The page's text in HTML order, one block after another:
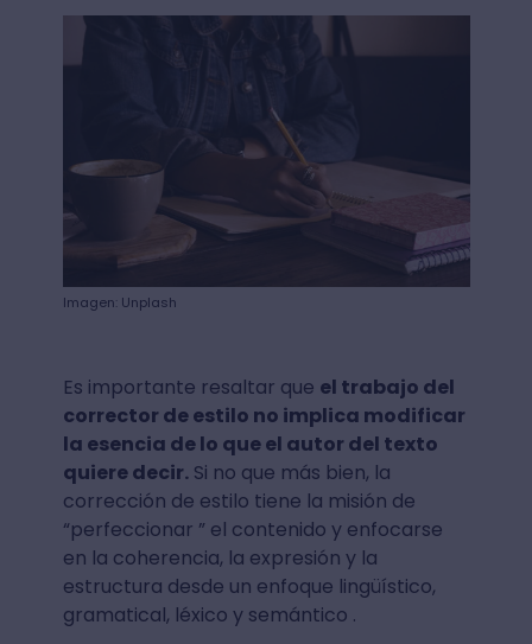
Imagen: Unplash
Es importante resaltar que el trabajo del
corrector de estilo no implica modificar
la esencia de lo que el autor del texto
quiere decir.Si no que más bien, la
corrección de estilo tiene la misión de
“perfeccionar ” el contenido y enfocarse
en la coherencia, la expresión y la
estructura desde un enfoque lingüístico,
gramatical, léxico y semántico .